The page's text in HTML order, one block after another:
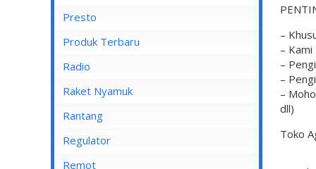
–
–
–
–
–
dll)
Toko
Presto
Produk Terbaru
Radio
Raket Nyamuk
Rantang
Regulator
Remot